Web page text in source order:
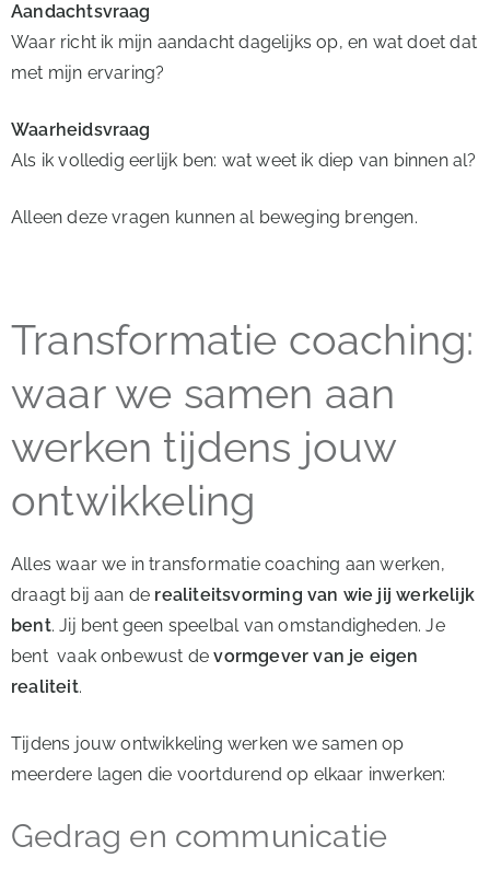
Aandachtsvraag
Waar richt ik mijn aandacht dagelijks op, en wat doet dat
met mijn ervaring?
Waarheidsvraag
Als ik volledig eerlijk ben: wat weet ik diep van binnen al?
Alleen deze vragen kunnen al beweging brengen.
Transformatie coaching:
waar we samen aan
werken tijdens jouw
ontwikkeling
Alles waar we in transformatie coaching aan werken,
draagt bij aan de realiteitsvorming van wie jij werkelijk
bent. Jij bent geen speelbal van omstandigheden. Je
bent vaak onbewust devormgever van je eigen
realiteit.
Tijdens jouw ontwikkeling werken we samen op
meerdere lagen die voortdurend op elkaar inwerken:
Gedrag en communicatie